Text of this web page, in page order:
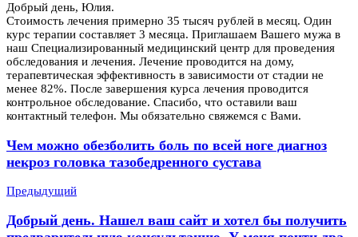
Добрый день, Юлия.
Стоимость лечения примерно 35 тысяч рублей в месяц. Один
курс терапии составляет 3 месяца. Приглашаем Вашего мужа в
наш Специализированный медицинский центр для проведения
обследования и лечения. Лечение проводится на дому,
терапевтическая эффективность в зависимости от стадии не
менее 82%. После завершения курса лечения проводится
контрольное обследование. Спасибо, что оставили ваш
контактный телефон. Мы обязательно свяжемся с Вами.
Чем можно обезболить боль по всей ноге диагноз
некроз головка тазобедренного сустава
Предыдущий
Добрый день. Нашел ваш сайт и хотел бы получить